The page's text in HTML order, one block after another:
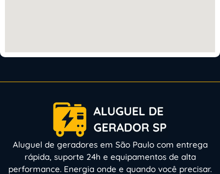
Aluguel de geradores em São Paulo com entrega
rápida, suporte 24h e equipamentos de alta
performance. Energia onde e quando você precisar.